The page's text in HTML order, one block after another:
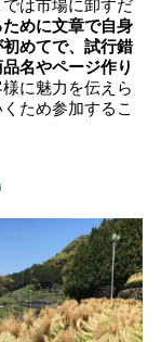
は市場に卸すだ
めに文章で自身
めてで、試行錯
名やページ作り
に魅力を伝えら
ため参加するこ